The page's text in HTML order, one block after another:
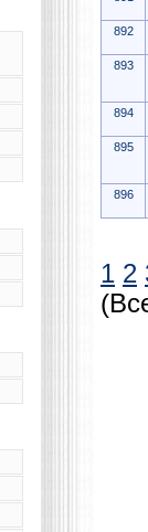
892
893
894
895
896
1 2